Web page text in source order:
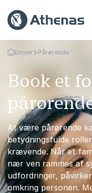
Tilbage til forsiden
Emner Pårørende
Book et
At være pårørende
betydningsfulde
krævende. Når et
nær ven rammes af
udfordringer,
omkring personen.